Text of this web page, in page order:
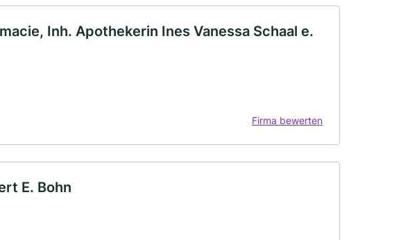
Inh. Apothekerin Ines Vanessa Schaal e.
Firma bewerten
E. Bohn